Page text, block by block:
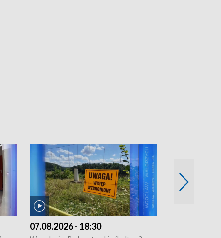
07.08.2026 - 18:30